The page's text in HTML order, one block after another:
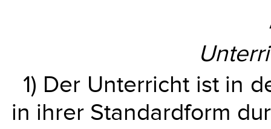
1) Der Unterricht ist in
in ihrer Standardform